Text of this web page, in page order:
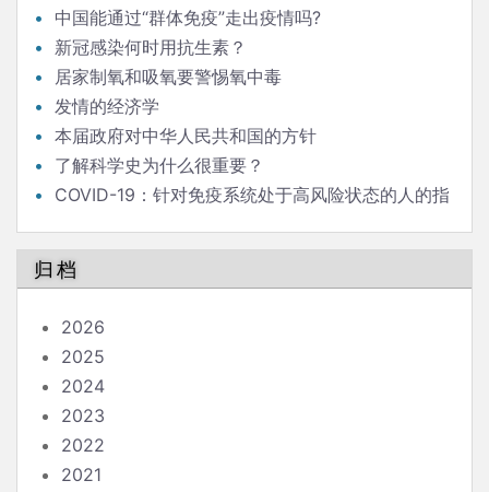
中国能通过“群体免疫”走出疫情吗?
新冠感染何时用抗生素？
居家制氧和吸氧要警惕氧中毒
发情的经济学
本届政府对中华人民共和国的方针
了解科学史为什么很重要？
COVID-19：针对免疫系统处于高风险状态的人的指
归档
2026
2025
2024
2023
2022
2021